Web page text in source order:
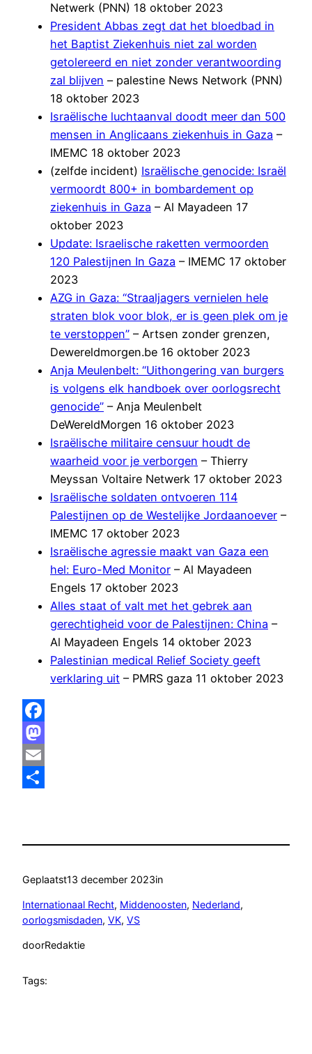
Netwerk (PNN) 18 oktober 2023
President Abbas zegt dat het bloedbad in
het Baptist Ziekenhuis niet zal worden
getolereerd en niet zonder verantwoording
zal blijven – palestine News Network (PNN)
18 oktober 2023
Israëlische luchtaanval doodt meer dan 500
mensen in Anglicaans ziekenhuis in Gaza –
IMEMC 18 oktober 2023
(zelfde incident) Israëlische genocide: Israël
vermoordt 800+ in bombardement op
ziekenhuis in Gaza – Al Mayadeen 17
oktober 2023
Update: Israelische raketten vermoorden
120 Palestijnen In Gaza – IMEMC 17 oktober
2023
AZG in Gaza: “Straaljagers vernielen hele
straten blok voor blok, er is geen plek om je
te verstoppen” – Artsen zonder grenzen,
Dewereldmorgen.be 16 oktober 2023
Anja Meulenbelt: “Uithongering van burgers
is volgens elk handboek over oorlogsrecht
genocide” – Anja Meulenbelt
DeWereldMorgen 16 oktober 2023
Israëlische militaire censuur houdt de
waarheid voor je verborgen – Thierry
Meyssan Voltaire Netwerk 17 oktober 2023
Israëlische soldaten ontvoeren 114
Palestijnen op de Westelijke Jordaanoever –
IMEMC 17 oktober 2023
Israëlische agressie maakt van Gaza een
hel: Euro-Med Monitor – Al Mayadeen
Engels 17 oktober 2023
Alles staat of valt met het gebrek aan
gerechtigheid voor de Palestijnen: China –
Al Mayadeen Engels 14 oktober 2023
Palestinian medical Relief Society geeft
verklaring uit – PMRS gaza 11 oktober 2023
Facebook
Mastodon
Email
Geplaatst13 december 2023in
Internationaal Recht, Middenoosten, Nederland
oorlogsmisdaden, VK, VS
doorRedaktie
Tags: